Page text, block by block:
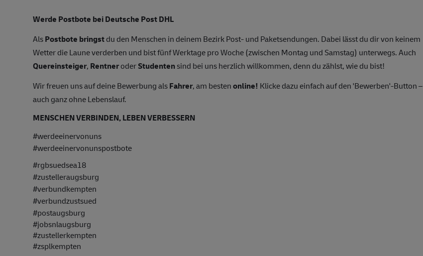
Werde Postbote bei Deutsche Post DHL
AlsPostbote bringstdu den Menschen in deinem Bezirk Post- und Paketsendungen. Dabei lässt du dir von keinem
Wetter die Laune verderben und bist fünf Werktage pro Woche (zwischen Montag und Samstag) unterwegs. Auch
Quereinsteiger, RentneroderStudentensind bei uns herzlich willkommen, denn du zählst, wie du bist!
Wir freuen uns auf deine Bewerbung alsFahrer, am bestenonline! Klicke dazu einfach auf den 'Bewerben'-Button –
auch ganz ohne Lebenslauf.
MENSCHEN VERBINDEN, LEBEN VERBESSERN
#werdeeinervonuns
#werdeeinervonunspostbote
#rgbsuedsea18
#zustelleraugsburg
#verbundkempten
#verbundzustsued
#postaugsburg
#jobsnlaugsburg
#zustellerkempten
#zsplkempten